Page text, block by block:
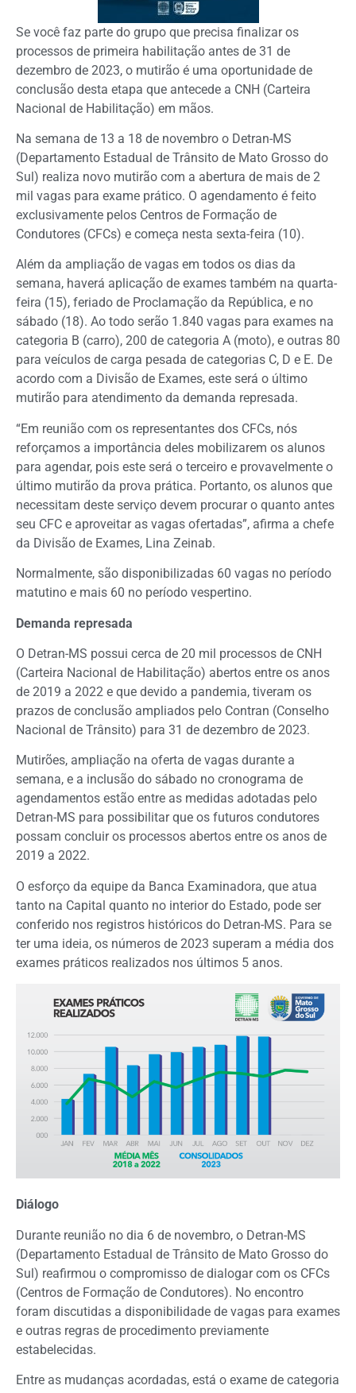
Se você faz parte do grupo que precisa finalizar os
processos de primeira habilitação antes de 31 de
dezembro de 2023, o mutirão é uma oportunidade de
conclusão desta etapa que antecede a CNH (Carteira
Nacional de Habilitação) em mãos.
Na semana de 13 a 18 de novembro o Detran-MS
(Departamento Estadual de Trânsito de Mato Grosso do
Sul) realiza novo mutirão com a abertura de mais de 2
mil vagas para exame prático. O agendamento é feito
exclusivamente pelos Centros de Formação de
Condutores (CFCs) e começa nesta sexta-feira (10).
Além da ampliação de vagas em todos os dias da
semana, haverá aplicação de exames também na quarta-
feira (15), feriado de Proclamação da República, e no
sábado (18). Ao todo serão 1.840 vagas para exames na
categoria B (carro), 200 de categoria A (moto), e outras 80
para veículos de carga pesada de categorias C, D e E. De
acordo com a Divisão de Exames, este será o último
mutirão para atendimento da demanda represada.
“Em reunião com os representantes dos CFCs, nós
reforçamos a importância deles mobilizarem os alunos
para agendar, pois este será o terceiro e provavelmente o
último mutirão da prova prática. Portanto, os alunos que
necessitam deste serviço devem procurar o quanto antes
seu CFC e aproveitar as vagas ofertadas”, afirma a chefe
da Divisão de Exames, Lina Zeinab.
Normalmente, são disponibilizadas 60 vagas no período
matutino e mais 60 no período vespertino.
Demanda represada
O Detran-MS possui cerca de 20 mil processos de CNH
(Carteira Nacional de Habilitação) abertos entre os anos
de 2019 a 2022 e que devido a pandemia, tiveram os
prazos de conclusão ampliados pelo Contran (Conselho
Nacional de Trânsito) para 31 de dezembro de 2023.
Mutirões, ampliação na oferta de vagas durante a
semana, e a inclusão do sábado no cronograma de
agendamentos estão entre as medidas adotadas pelo
Detran-MS para possibilitar que os futuros condutores
possam concluir os processos abertos entre os anos de
2019 a 2022.
O esforço da equipe da Banca Examinadora, que atua
tanto na Capital quanto no interior do Estado, pode ser
conferido nos registros históricos do Detran-MS. Para se
ter uma ideia, os números de 2023 superam a média dos
exames práticos realizados nos últimos 5 anos.
Diálogo
Durante reunião no dia 6 de novembro, o Detran-MS
(Departamento Estadual de Trânsito de Mato Grosso do
Sul) reafirmou o compromisso de dialogar com os CFCs
(Centros de Formação de Condutores). No encontro
foram discutidas a disponibilidade de vagas para exames
e outras regras de procedimento previamente
estabelecidas.
Entre as mudanças acordadas, está o exame de categoria